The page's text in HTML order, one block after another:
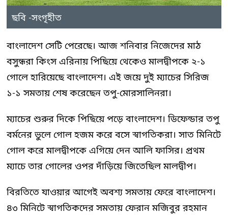
ছবি -সংগৃহীত
বাংলাদেশ সেটি পেরেছে। আজ শনিবার নিজেদের মাঠ
বসুন্ধরা কিংস এরিনায় পিছিয়ে থেকেও মালদ্বীপকে ২-১
গোলে হারিয়েছে বাংলাদেশ। এই জয়ে দুই ম্যাচের সিরিজ
১-১ সমতায় শেষ করেছেন তপু-মোরসালিনরা।
ম্যাচের শুরুর দিকে পিছিয়ে পড়ে বাংলাদেশ। ডিফেন্ডার তপু
বর্মনের ভুলে গোল হজম করে বসে স্বাগতিকরা। সাত মিনিটে
গোল করে মালদ্বীপকে এগিয়ে দেন আলি ফাসির। প্রথম
ম্যাচে তার গোলের ওপর দাঁড়িয়ে জিতেছিল মালদ্বীপ।
বিরতিতে যাওয়ার আগেই অবশ্য সমতায় ফেরে বাংলাদেশ।
৪৩ মিনিটে স্বাগতিকদের সমতায় ফেরান মজিবুর রহমান